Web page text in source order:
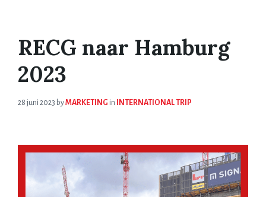
RECG naar Hamburg
2023
28 juni 2023 byMARKETING in INTERNATIONAL TRIP